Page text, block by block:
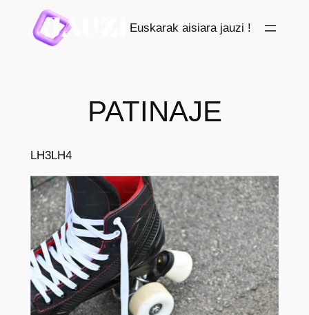
contenido
Euskarak aisiara jauzi !
PATINAJE
LH3LH4